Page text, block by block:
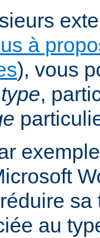
à
), vous
type,
au